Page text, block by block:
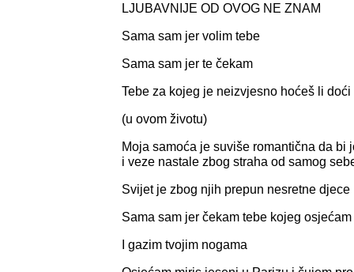
LJUBAVNIJE OD OVOG NE ZNAM
Sama sam jer volim tebe
Sama sam jer te čekam
Tebe za kojeg je neizvjesno hoćeš li doći
(u ovom životu)
Moja samoća je suviše romantična da bi
i veze nastale zbog straha od samog
Svijet je zbog njih prepun nesretne djece
Sama sam jer čekam tebe kojeg
I gazim tvojim nogama